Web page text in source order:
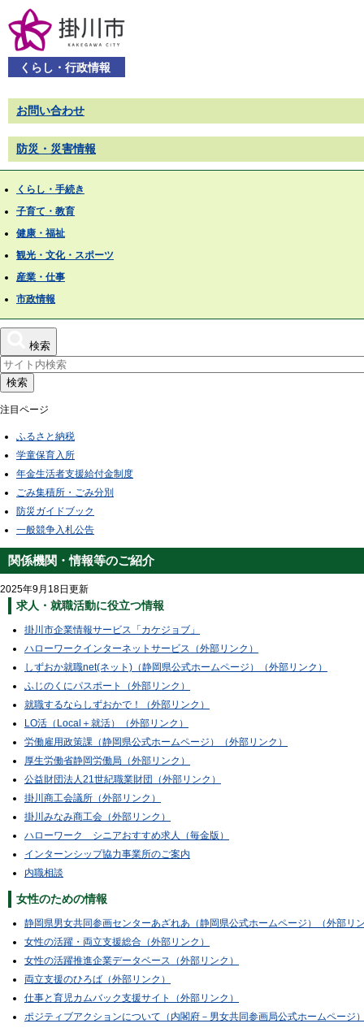
くらし・行政情報
お問い合わせ
防災・災害情報
くらし・手続き
子育て・教育
健康・福祉
観光・文化・スポーツ
産業・仕事
市政情報
検索
検索
注目ページ
ふるさと納税
学童保育入所
年金生活者支援給付金制度
ごみ集積所・ごみ分別
防災ガイドブック
一般競争入札公告
関係機関・情報等のご紹介
2025年9月18日更新
求人・就職活動に役立つ情報
掛川市企業情報サービス「カケジョブ」
ハローワークインターネットサービス（外部リンク）
しずおか就職net(ネット)（静岡県公式ホームページ）（外部リンク）
ふじのくにパスポート（外部リンク）
就職するならしずおかで！（外部リンク）
LO活（Local＋就活）（外部リンク）
労働雇用政策課（静岡県公式ホームページ）（外部リンク）
厚生労働省静岡労働局（外部リンク）
公益財団法人21世紀職業財団（外部リンク）
掛川商工会議所（外部リンク）
掛川みなみ商工会（外部リンク）
ハローワーク シニアおすすめ求人（毎金版）
インターンシップ協力事業所のご案内
内職相談
女性のための情報
静岡県男女共同参画センターあざれあ（静岡県公式ホームページ）（外部リン
女性の活躍・両立支援総合（外部リンク）
女性の活躍推進企業データベース（外部リンク）
両立支援のひろば（外部リンク）
仕事と育児カムバック支援サイト（外部リンク）
ポジティブアクションについて（内閣府－男女共同参画局公式ホームページ